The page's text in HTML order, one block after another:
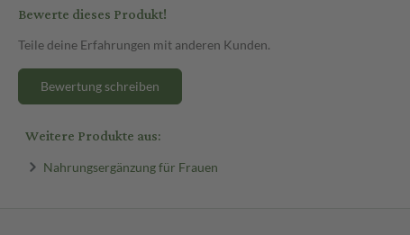
Bewerte dieses Produkt!
Teile deine Erfahrungen mit anderen Kunden.
Bewertung schreiben
Weitere Produkte aus:
Nahrungsergänzung für Frauen